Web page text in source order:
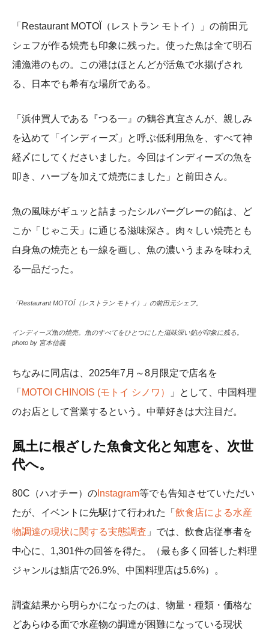
「Restaurant MOTOÏ（レストラン モトイ）」の前田元
シェフが作る焼売も印象に残った。使った魚は全て明石
浦漁港のもの。この港はほとんどが活魚で水揚げされ
る、日本でも希有な場所である。
「浜仲買人である『つる一』の鶴谷真宜さんが、親しみ
を込めて「インディーズ」と呼ぶ低利用魚を、すべて神
経〆にしてくださいました。今回はインディーズの魚を
叩き、ハーブを加えて焼売にました」と前田さん。
魚の風味がギュッと詰まったシルバーグレーの餡は、ど
こか「じゃこ天」に通じる滋味深さ。肉々しい焼売とも
白身魚の焼売とも一線を画し、魚の濃いうまみを味わえ
る一品だった。
「Restaurant MOTOÏ（レストラン モトイ）」の前田元シェフ。
インディーズ魚の焼売。魚のすべてをひとつにした滋味深い餡が印象に残る。
photo by 宮本信義
ちなみに同店は、2025年7月～8月限定で店名を
「 MOTOI CHINOIS (モトイ シノワ）
」として、中国料理
のお店として営業するという。中華好きは大注目だ。
風土に根ざした魚食文化と知恵を、次世
代へ。
80C（ハオチー）の Instagram等でも告知させていただい
たが、イベントに先駆けて行われた「 飲食店による水産
物調達の現状に関する実態調査 」では、飲食店従事者を
中心に、1,301件の回答を得た。（最も多く回答した料理
ジャンルは鮨店で26.9%、中国料理店は5.6%）。
調査結果から明らかになったのは、物量・種類・価格な
どあらゆる面で水産物の調達が困難になっている現状